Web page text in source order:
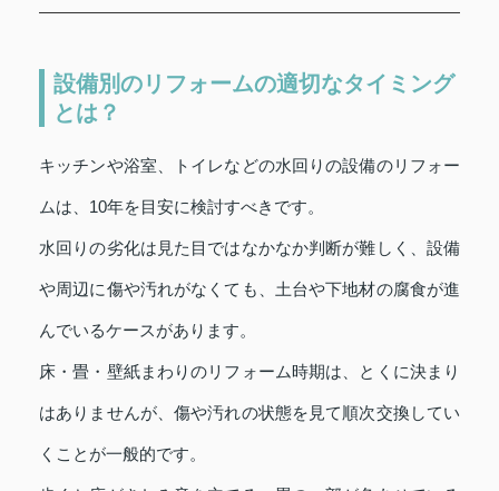
設備別のリフォームの適切なタイミング
とは？
キッチンや浴室、トイレなどの水回りの設備のリフォー
ムは、10年を目安に検討すべきです。
水回りの劣化は見た目ではなかなか判断が難しく、設備
や周辺に傷や汚れがなくても、土台や下地材の腐食が進
んでいるケースがあります。
床・畳・壁紙まわりのリフォーム時期は、とくに決まり
はありませんが、傷や汚れの状態を見て順次交換してい
くことが一般的です。